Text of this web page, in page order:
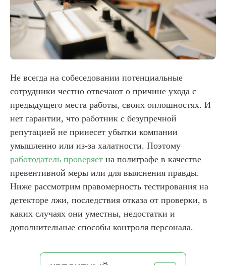
Не всегда на собеседовании потенциальные
сотрудники честно отвечают о причине ухода с
предыдущего места работы, своих оплошностях. И
нет гарантии, что работник с безупречной
репутацией не принесет убытки компании
умышленно или из-за халатности. Поэтому
работодатель проверяет на полиграфе в качестве
превентивной меры или для выяснения правды.
Ниже рассмотрим правомерность тестирования на
детекторе лжи, последствия отказа от проверки, в
каких случаях они уместны, недостатки и
дополнительные способы контроля персонала.